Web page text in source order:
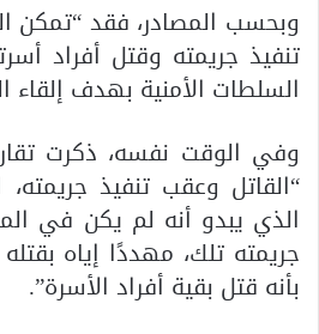
وبحسب المصادر، فقد “تمكن
تنفيذ جريمته وقتل أفراد
السلطات الأمنية بهدف إلقاء
وفي الوقت نفسه، ذكرت
“القاتل وعقب تنفيذ
الذي يبدو أنه لم يكن في
جريمته تلك، مهددًا إياه
بأنه قتل بقية أفراد الأسرة”.